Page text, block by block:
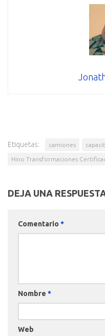
Etiquetas: camiones
Hino Transformaciones
DEJA UNA
Comentario *
Nombre *
Web